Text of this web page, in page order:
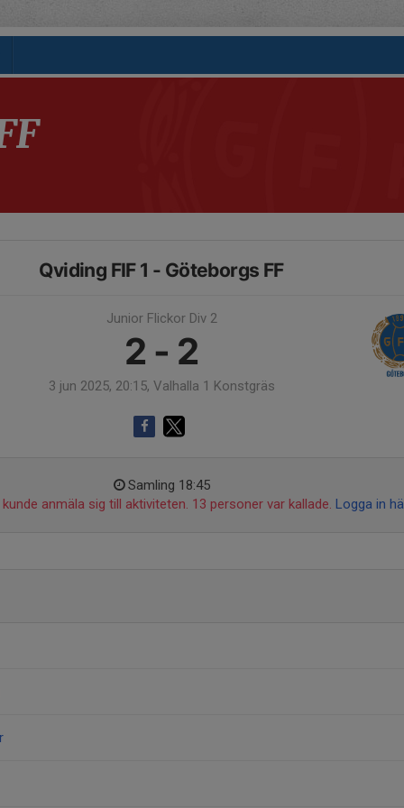
Qviding FIF 1 - Göteborgs FF
Junior Flickor Div 2
2 - 2
3 jun 2025, 20:15, Valhalla 1 Konstgräs
Samling 18:45
anmäla sig till aktiviteten. 13 personer var kallade. Logga in